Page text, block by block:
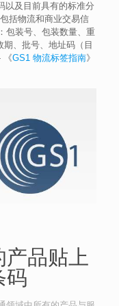
以及目前具有的标准分
括物流和商业交易信
包装号、包装数量、重
、批号、地址码（目
《GS1 物流标签指南》
品贴上
码